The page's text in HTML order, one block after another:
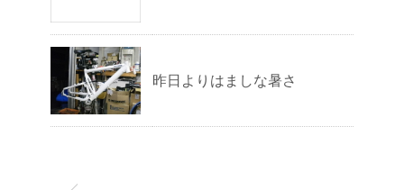
昨日よりはましな暑さ